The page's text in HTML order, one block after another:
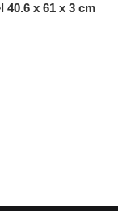
x 61 x 3 cm